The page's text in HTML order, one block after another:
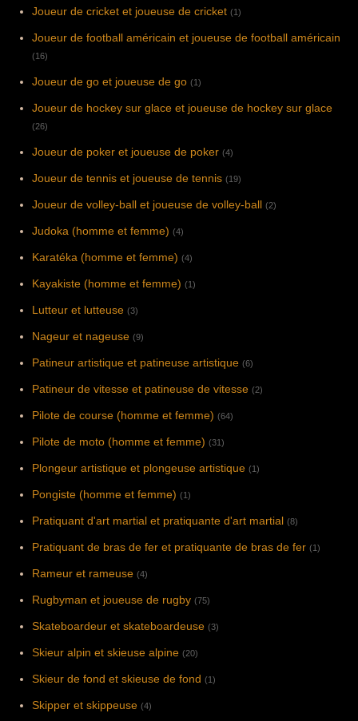
Joueur de cricket et joueuse de cricket (1)
Joueur de football américain et joueuse de football américain
(16)
Joueur de go et joueuse de go (1)
Joueur de hockey sur glace et joueuse de hockey sur glace
(26)
Joueur de poker et joueuse de poker (4)
Joueur de tennis et joueuse de tennis (19)
Joueur de volley-ball et joueuse de volley-ball (2)
Judoka (homme et femme) (4)
Karatéka (homme et femme) (4)
Kayakiste (homme et femme) (1)
Lutteur et lutteuse (3)
Nageur et nageuse (9)
Patineur artistique et patineuse artistique (6)
Patineur de vitesse et patineuse de vitesse (2)
Pilote de course (homme et femme) (64)
Pilote de moto (homme et femme) (31)
Plongeur artistique et plongeuse artistique (1)
Pongiste (homme et femme) (1)
Pratiquant d'art martial et pratiquante d'art martial (8)
Pratiquant de bras de fer et pratiquante de bras de fer (1)
Rameur et rameuse (4)
Rugbyman et joueuse de rugby (75)
Skateboardeur et skateboardeuse (3)
Skieur alpin et skieuse alpine (20)
Skieur de fond et skieuse de fond (1)
Skipper et skippeuse (4)